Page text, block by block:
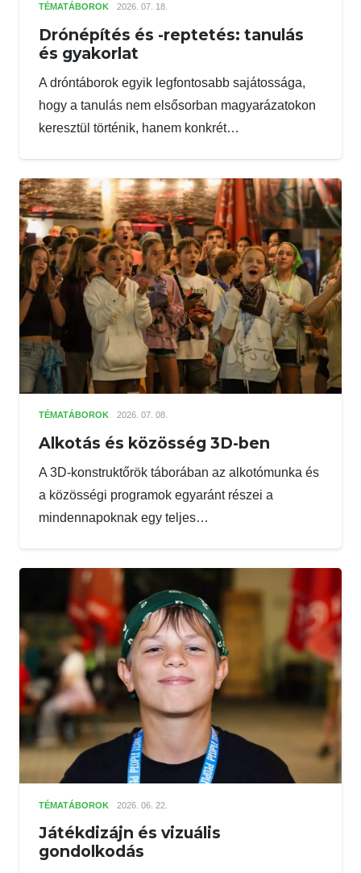
TÉMATÁBOROK 2026. 07. 18.
Drónépítés és -reptetés: tanulás
és gyakorlat
A dróntáborok egyik legfontosabb sajátossága,
hogy a tanulás nem elsősorban magyarázatokon
keresztül történik, hanem konkrét…
TÉMATÁBOROK 2026. 07. 08.
Alkotás és közösség 3D-ben
A 3D-konstruktőrök táborában az alkotómunka és
a közösségi programok egyaránt részei a
mindennapoknak egy teljes…
TÉMATÁBOROK 2026. 06. 22.
Játékdizájn és vizuális
gondolkodás